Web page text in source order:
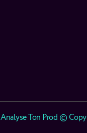
Analyse Ton Prod ©